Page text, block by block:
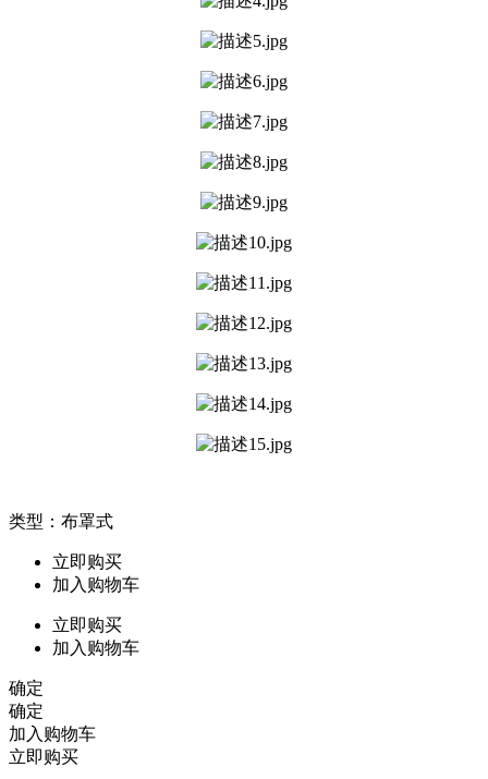
类型：布罩式
立即购买
加入购物车
立即购买
加入购物车
确定
确定
加入购物车
立即购买